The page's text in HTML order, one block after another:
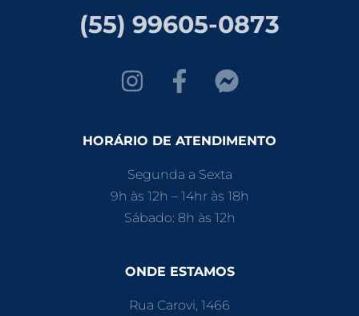
(55) 99605-0873
HORÁRIO DE ATENDIMENTO
Segunda a Sexta
9h às 12h – 14hr às 18h
Sábado: 8h às 12h
ONDE ESTAMOS
Rua Carovi, 1466